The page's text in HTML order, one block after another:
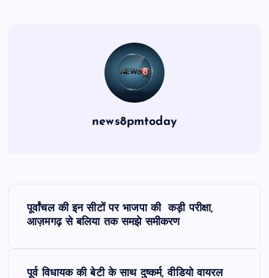
news8pmtoday
पूर्वांचल की इन सीटों पर भाजपा की कड़ी परीक्षा,
आज़मगढ़ से बलिया तक समझे समीकरण
पूर्व विधायक की बेटी के साथ दुष्कर्म, वीडियो वायरल